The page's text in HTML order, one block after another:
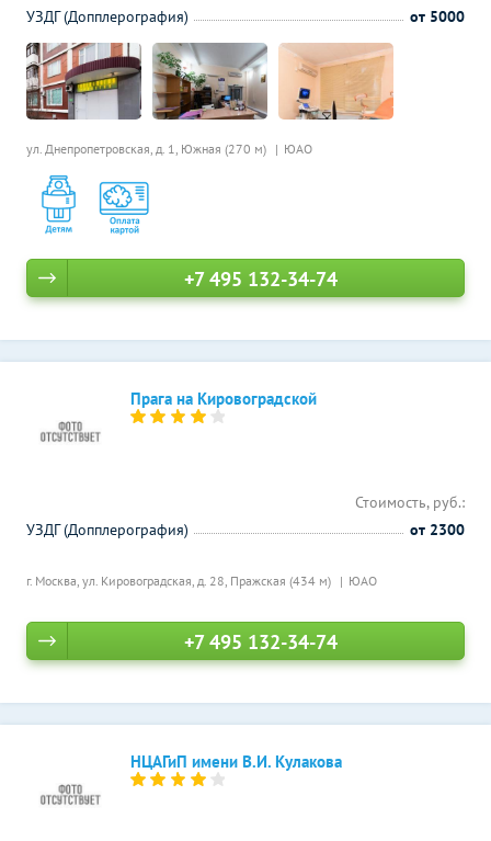
ул. Днепропетровская, д. 1, Южная (270 м) ЮАО
УЗДГ (Допплерография)
от 5000
+7 495 132-34-74
Прага на Кировоградской
г. Москва, ул. Кировоградская, д. 28, Пражская (434 м) ЮАО
Стоимость, руб.:
УЗДГ (Допплерография)
от 2300
+7 495 132-34-74
НЦАГиП имени В.И. Кулакова